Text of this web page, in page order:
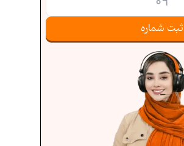
ثبت شماره